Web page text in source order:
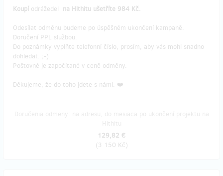
Koupí odrážedel na Hithitu ušetříte 984 Kč.
Odesílat odměnu budeme po úspěšném ukončení kampaně.
Doručení PPL službou.
Do poznámky vyplňte telefonní číslo, prosím, aby vás mohl snadno
dohledat. ;-)
Poštovné je započítané v ceně odměny.
Děkujeme, že do toho jdete s námi. ❤️
129,82 €
(3 150 Kč)